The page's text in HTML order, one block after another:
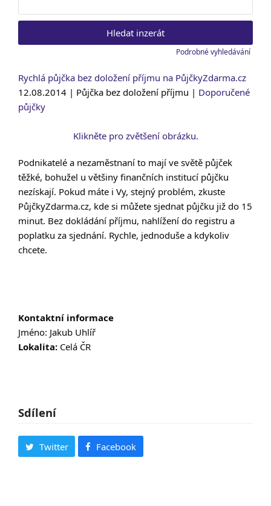
Podrobné vyhledávání
Rychlá půjčka bez doložení příjmu na PůjčkyZdarma.cz
12.08.2014 | Půjčka bez doložení příjmu | Doporučené
půjčky
Klikněte pro zvětšení obrázku.
Podnikatelé a nezaměstnaní to mají ve světě půjček
těžké, bohužel u většiny finančních institucí půjčku
nezískají. Pokud máte i Vy, stejný problém, zkuste
PůjčkyZdarma.cz, kde si můžete sjednat půjčku již do 15
minut. Bez dokládání příjmu, nahlížení do registru a
poplatku za sjednání. Rychle, jednoduše a kdykoliv
chcete.
Kontaktní informace
Jméno: Jakub Uhlíř
Lokalita: Celá ČR
Sdílení
Twitter Facebook